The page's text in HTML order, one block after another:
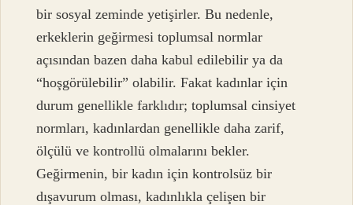
bir sosyal zeminde yetişirler. Bu nedenle,
erkeklerin geğirmesi toplumsal normlar
açısından bazen daha kabul edilebilir ya da
“hoşgörülebilir” olabilir. Fakat kadınlar için
durum genellikle farklıdır; toplumsal cinsiyet
normları, kadınlardan genellikle daha zarif,
ölçülü ve kontrollü olmalarını bekler.
Geğirmenin, bir kadın için kontrolsüz bir
dışavurum olması, kadınlıkla çelişen bir